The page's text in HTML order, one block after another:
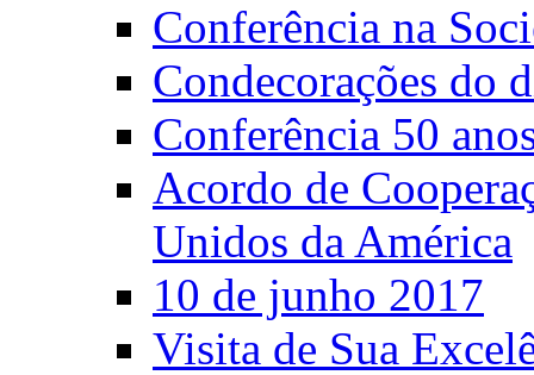
Conferência na
Condecorações do
Conferência 50
Acordo de
Unidos da América
10 de junho 2017
Visita de Sua